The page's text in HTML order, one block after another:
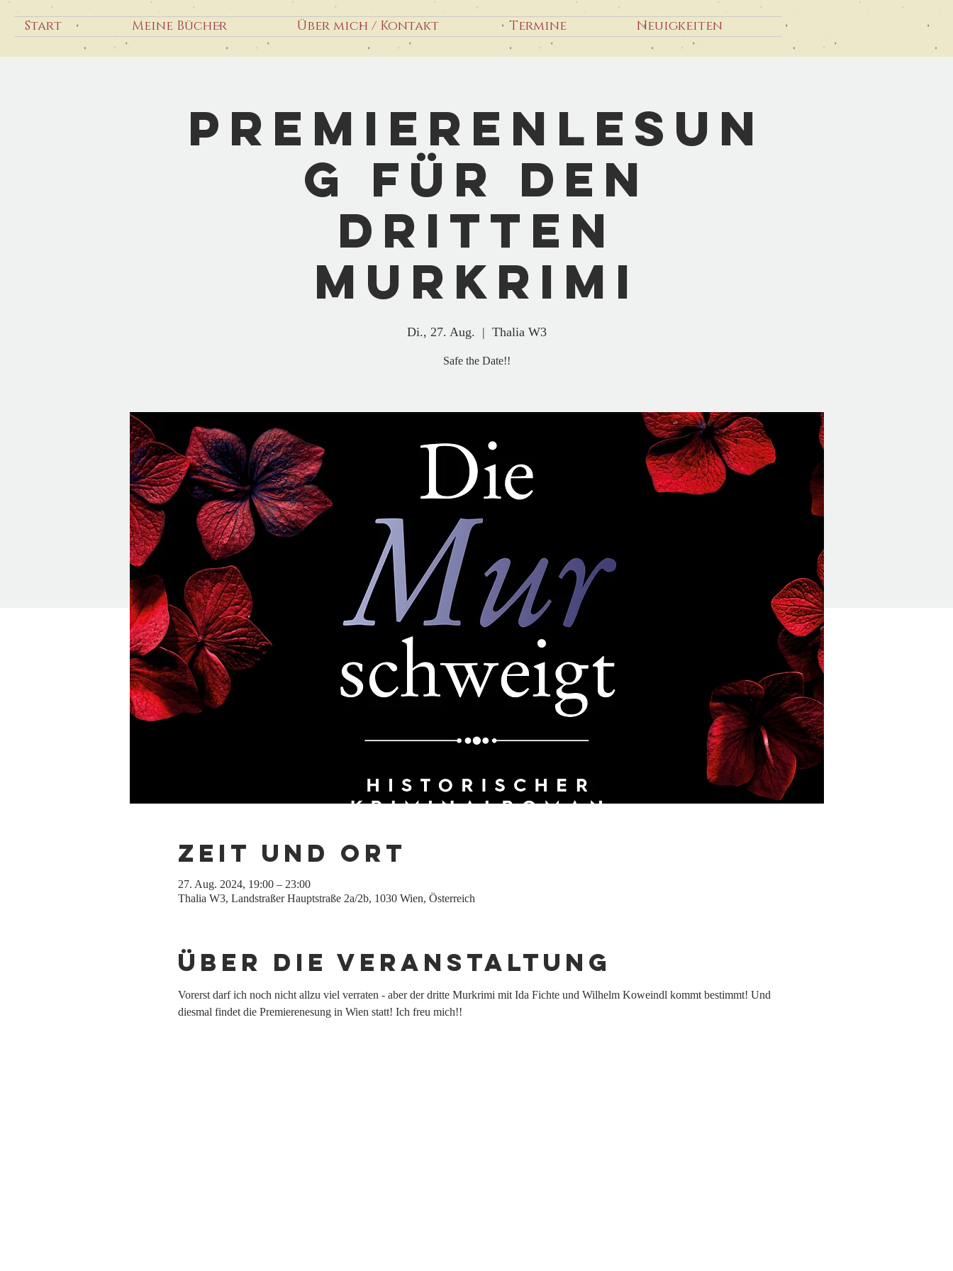
Start Meine Bücher Über mich / Kontakt Termine Neuigkeiten
Premierenlesun
g für den
dritten
Murkrimi
Di., 27. Aug.
  |
Thalia W3
Safe the Date!!
Zeit und Ort
27. Aug. 2024, 19:00 – 23:00
Thalia W3, Landstraßer Hauptstraße 2a/2b, 1030 Wien, Österreich
Über die Veranstaltung
Vorerst darf ich noch nicht allzu viel verraten - aber der dritte Murkrimi mit Ida Fichte und Wilhelm Koweindl kommt bestimmt! Und
diesmal findet die Premierenesung in Wien statt! Ich freu mich!!